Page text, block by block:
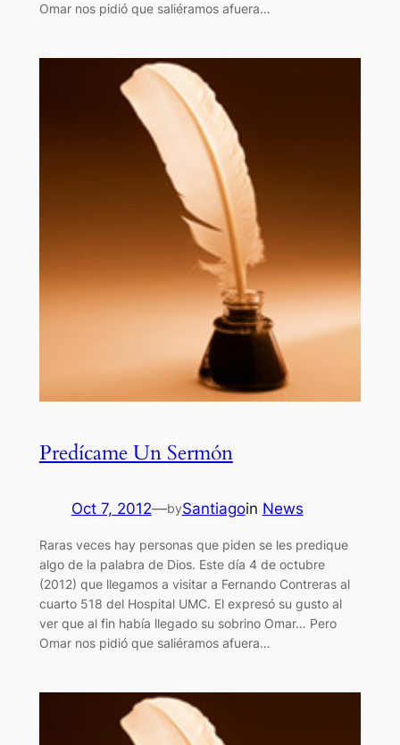
Omar nos pidió que saliéramos afuera…
Predícame Un Sermón
Oct 7, 2012—bySantiagoin News
Raras veces hay personas que piden se les predique
algo de la palabra de Dios. Este día 4 de octubre
(2012) que llegamos a visitar a Fernando Contreras al
cuarto 518 del Hospital UMC. El expresó su gusto al
ver que al fin había llegado su sobrino Omar… Pero
Omar nos pidió que saliéramos afuera…